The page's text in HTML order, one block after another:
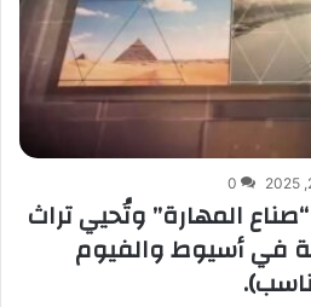
0
المهارة” وتُحيي تراث
في أسيوط والفيوم